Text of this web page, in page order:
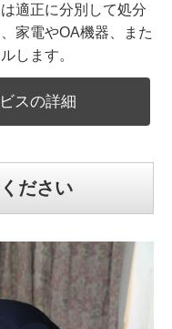
適正に分別して処分
家電やOA機器、また
します。
スの詳細
ださい